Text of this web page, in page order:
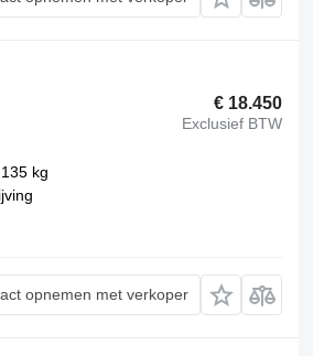
€ 18.450
Exclusief BTW
kg
opnemen met verkoper